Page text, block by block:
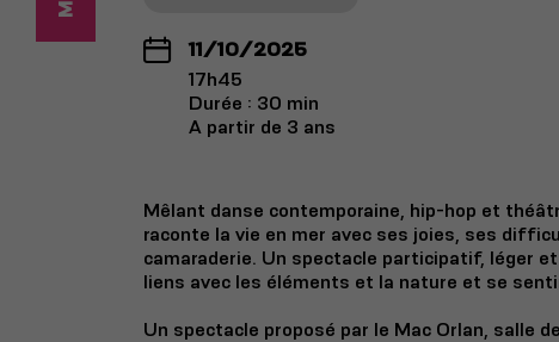
11/10/2025
17h45
Durée : 30 min
A partir de 3 ans
Mêlant danse contemporaine, hip-hop et
raconte la vie en mer avec ses joies, ses
camaraderie. Un spectacle participatif, léger
liens avec les éléments et la nature et se
Un spectacle proposé par le Mac Orlan, salle